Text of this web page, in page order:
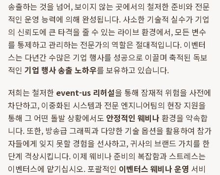
송출하는 것을 넘어, 보이지 않는 곳에서의 철저한 준비와 전문
적인 운영 능력에 의해 완성됩니다. 사소한 기술적 실수가 기업
의 신뢰도에 큰 타격을 줄 수 있는 라이브 환경에서, 모든 변수
를 통제하고 관리하는 전문가의 역할은 절대적입니다. 이벤터
스는 다년간 수많은 기업 행사를 성공으로 이끌며 축적된 독보
적인 기업 행사 송출 노하우를 보유하고 있습니다.
저희는 철저한 event-us 리허설을 통해 잠재적 위험을 사전에
차단하고, 이중화된 시스템과 전문 엔지니어팀의 현장 지원을
통해 그 어떤 돌발 상황에서도 안정적인 웨비나 환경을 약속합
니다. 또한, 방송급 그래픽과 다양한 기술 옵션을 활용하여 참가
자들에게 잊지 못할 경험을 선사하고, 귀사의 브랜드 가치를 한
단계 격상시킵니다. 이제 웨비나 준비의 복잡함과 스트레스는
이벤터스에 맡기십시오. 포괄적인 이벤터스 웨비나 운영 서비